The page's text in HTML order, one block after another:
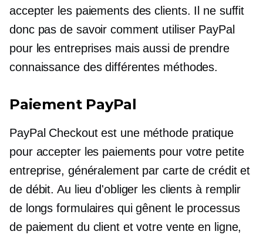
accepter les paiements des clients. Il ne suffit
donc pas de savoir comment utiliser PayPal
pour les entreprises mais aussi de prendre
connaissance des différentes méthodes.
Paiement PayPal
PayPal Checkout est une méthode pratique
pour accepter les paiements pour votre petite
entreprise, généralement par carte de crédit et
de débit. Au lieu d'obliger les clients à remplir
de longs formulaires qui gênent le processus
de paiement du client et votre vente en ligne,